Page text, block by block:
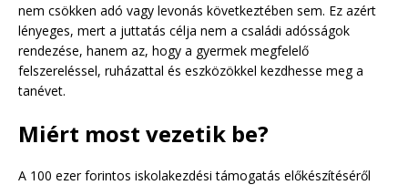
nem csökken adó vagy levonás következtében sem. Ez azért
lényeges, mert a juttatás célja nem a családi adósságok
rendezése, hanem az, hogy a gyermek megfelelő
felszereléssel, ruházattal és eszközökkel kezdhesse meg a
tanévet.
Miért most vezetik be?
A 100 ezer forintos iskolakezdési támogatás előkészítéséről